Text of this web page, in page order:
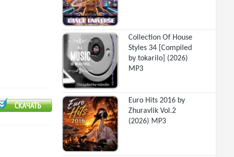
Collection Of House
Styles 34 [Compiled
by tokarilo] (2026)
MP3
Euro Hits 2016 by
Zhuravlik Vol.2
(2026) MP3